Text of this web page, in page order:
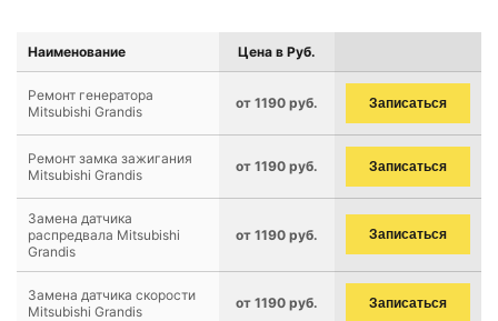
Наименование Цена в Руб.
Ремонт генератора
Mitsubishi Grandis
от 1190 руб. Записаться
Ремонт замка зажигания
Mitsubishi Grandis
от 1190 руб. Записаться
Замена датчика
распредвала Mitsubishi
Grandis
от 1190 руб. Записаться
Замена датчика скорости
Mitsubishi Grandis
от 1190 руб. Записаться